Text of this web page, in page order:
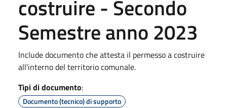
costruire - Secondo
Semestre anno 2023
Include documento che attesta il permesso a costruire
all'interno del territorio comunale.
Tipi di documento:
Documento (tecnico) di supporto